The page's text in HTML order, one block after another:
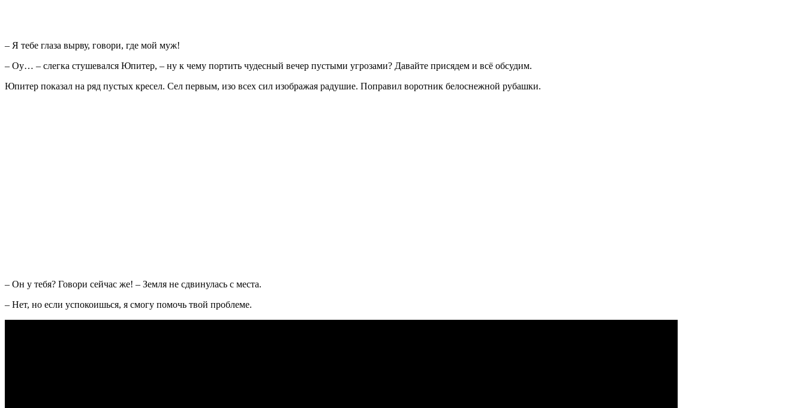
– Я тебе глаза вырву, говори, где мой муж!
– Оу… – слегка стушевался Юпитер, – ну к чему портить чудесный вечер пустыми угрозами? Давайте присядем и всё обсудим.
Юпитер показал на ряд пустых кресел. Сел первым, изо всех сил изображая радушие. Поправил воротник белоснежной рубашки.
– Он у тебя? Говори сейчас же! – Земля не сдвинулась с места.
– Нет, но если успокоишься, я смогу помочь твой проблеме.